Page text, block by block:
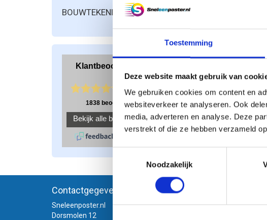
Toestemming
Deze website maakt gebruik van
We gebruiken cookies om content en
websiteverkeer te analyseren. Ook
media, adverteren en analyse. Deze
verstrekt of die ze hebben verzameld
Noodzakelijk
BOUWTEKENINGEN PRINTEN
Contactgegevens
Sneleenposter.nl
Dorsmolen 12